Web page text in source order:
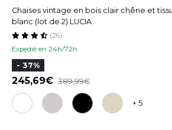
Chaises vintage en bois clair chêne et
blanc (lot de 2) LUCIA
Expedié en 24h/72h
(26)
- 37%
245,69 389,99
+ 5